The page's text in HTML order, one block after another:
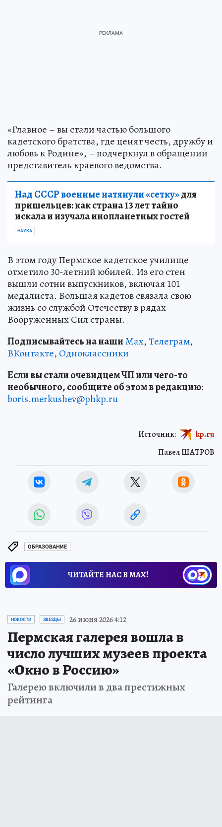
«Главное – вы стали частью большого
кадетского братства, где ценят честь, дружбу и
любовь к Родине», – подчеркнул в обращении
представитель краевого ведомства.
Над СССР военные натянули «сетку»для
пришельцев: как страна 13 лет тайно
искала и изучала инопланетных гостей
НАУКА
В этом году Пермское кадетское училище
отметило 30-летний юбилей. Из его стен
вышли сотни выпускников, включая 101
медалиста. Большая кадетов связала свою
жизнь со службой Отечеству в рядах
Вооруженных Сил страны.
Подписывайтесь на нашиMax,Телеграм,
ВКонтакте, Одноклассники
Если вы стали очевидцем ЧП или чего-то
необычного, сообщите об этом в редакцию:
boris.merkushev@phkp.ru
Павел ШАТРОВ
Источник: kp.ru
ОБРАЗОВАНИЕ
ЧИТАЙТЕ НАС В МАХ!
НОВОСТИ ЗВЕЗДЫ 26 июня 2026 4:12
Пермская галерея вошла в
число лучших музеев проекта
«Окно в Россию»
Галерею включили в два престижных
рейтинга